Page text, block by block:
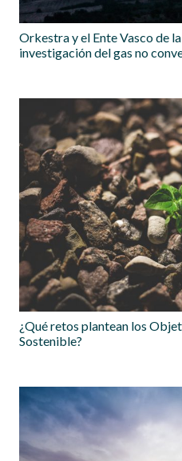
Orkestra y el Ente Vasco de
investigación del gas no
¿Qué retos plantean los
Sostenible?